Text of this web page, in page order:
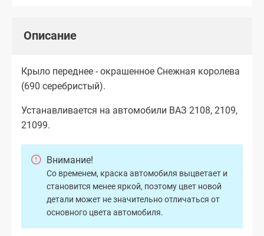
Описание
Крыло переднее - окрашенное Снежная королева
(690 серебристый).
Устанавливается на автомобили ВАЗ 2108, 2109,
21099.
Внимание!
Со временем, краска автомобиля выцветает и
становится менее яркой, поэтому цвет новой
детали может не значительно отличаться от
основного цвета автомобиля.